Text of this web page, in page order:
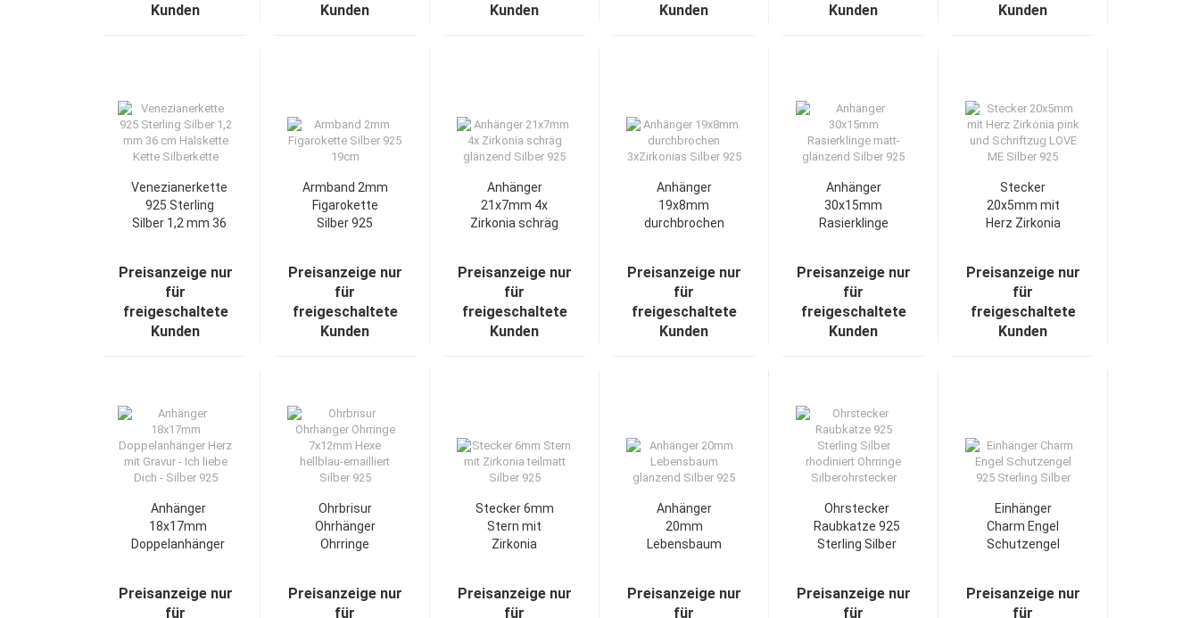
Kunden
Kunden
Kunden
Kunden
Kunden
Kunden
Venezianerkette
925 Sterling
Silber 1,2 mm 36
Silberkette
Preisanzeige nur
für
freigeschaltete
Kunden
Armband 2mm
Figarokette
Silber 925
Preisanzeige nur
für
freigeschaltete
Kunden
Anhänger
21x7mm 4x
Zirkonia schräg
Preisanzeige nur
für
freigeschaltete
Kunden
Anhänger
19x8mm
durchbrochen
Preisanzeige nur
für
freigeschaltete
Kunden
Anhänger
30x15mm
Rasierklinge
Preisanzeige nur
für
freigeschaltete
Kunden
Stecker
20x5mm mit
Herz Zirkonia
LOVE ME Silber
925
Preisanzeige nur
für
freigeschaltete
Kunden
Anhänger
18x17mm
Doppelanhänger
Silber 925
Preisanzeige nur
für
Ohrbrisur
Ohrhänger
Ohrringe
emailliert Silber
Preisanzeige nur
für
Stecker 6mm
Stern mit
Zirkonia
Preisanzeige nur
für
Anhänger
20mm
Lebensbaum
Preisanzeige nur
für
Ohrstecker
Raubkatze 925
Sterling Silber
Silberohrstecker
Preisanzeige nur
für
Einhänger
Charm Engel
Schutzengel
Preisanzeige nur
für